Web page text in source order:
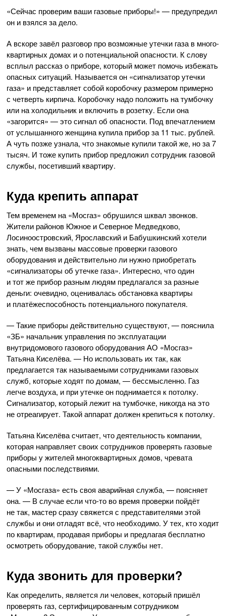
«Сейчас проверим ваши газовые приборы!» — предупредил
он и взялся за дело.
А вскоре завёл разговор про возможные утечки газа в много­
квартирных домах и о потенциальной опасности. К слову
всплыл рассказ о приборе, который может помочь избежать
опасных ситуаций. Называется он «сигнализатор утечки
газа» и представляет собой коробочку размером примерно
с четверть кирпича. Коробочку надо положить на тумбочку
или на холодильник и включить в розетку. Если она
«загорится» — это сигнал об опасности. Под впечатлением
от услышанного женщина купила прибор за 11 тыс. рублей.
А чуть позже узнала, что знакомые купили такой же, но за 7
тысяч. И тоже купить прибор предложил сотрудник газовой
службы, посетивший квартиру.
Куда крепить аппарат
Тем временем на «Мосгаз» обрушился шквал звонков.
Жители районов Южное и Северное Медведково,
Лосиноостровский, Ярославский и Бабушкинский хотели
знать, чем вызваны массовые проверки газового
оборудования и действительно ли нужно приобретать
«сигнализаторы об утечке газа». Интересно, что один
и тот же прибор разным людям предлагался за разные
деньги: очевидно, оценивалась обстановка квартиры
и платёжеспособность потенциального покупателя.
— Такие приборы действительно существуют, — пояснила
«ЗБ» начальник управления по эксплуатации
внутридомового газового оборудования АО «Мосгаз»
Татьяна Киселёва. — Но использовать их так, как
предлагается так называемыми сотрудниками газовых
служб, которые ходят по домам, — бессмысленно. Газ
легче воздуха, и при утечке он поднимается к потолку.
Сигнализатор, который лежит на тумбочке, никогда на это
не отреагирует. Такой аппарат должен крепиться к потолку.
Татьяна Киселёва считает, что деятельность компании,
которая направляет своих сотрудников проверять газовые
приборы у жителей многоквартирных домов, чревата
опасными последствиями.
— У «Мосгаза» есть своя аварийная служба, — поясняет
она. — В случае есличто-то во время проверки пойдёт
не так, мастер сразу свяжется с представителями этой
службы и они отладят всё, что необходимо. У тех, кто ходит
по квартирам, продавая приборы и предлагая бесплатно
осмотреть оборудование, такой службы нет.
Куда звонить для проверки?
Как определить, является ли человек, который пришёл
проверять газ, сертифицированным сотрудником